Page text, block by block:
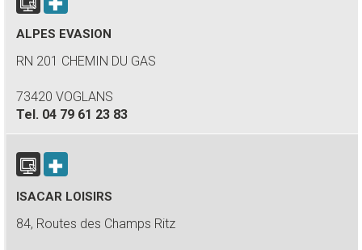
ALPES EVASION
RN 201 CHEMIN DU GAS
73420 VOGLANS
Tel. 04 79 61 23 83
ISACAR LOISIRS
84, Routes des Champs Ritz